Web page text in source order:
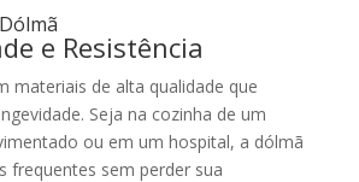
e Resistência
materiais de alta qualidade que
Seja na cozinha de um
ou em um hospital, a dólmã
frequentes sem perder sua